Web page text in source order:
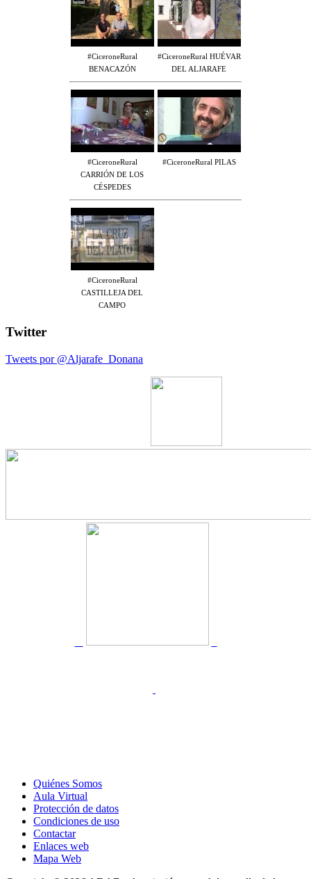
#CiceroneRural
BENACAZÓN
#CiceroneRural HUÉVAR
DEL ALJARAFE
#CiceroneRural
CARRIÓN DE LOS
CÉSPEDES
#CiceroneRural PILAS
#CiceroneRural
CASTILLEJA DEL
CAMPO
Twitter
Tweets por @Aljarafe_Donana
Quiénes Somos
Aula Virtual
Protección de datos
Condiciones de uso
Contactar
Enlaces web
Mapa Web